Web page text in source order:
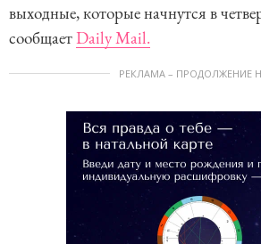
выходные, которые начнутся в
сообщаетDaily Mail.
РЕКЛАМА – ПРОДОЛЖЕНИЕ